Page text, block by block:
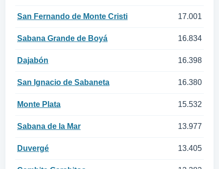
San Fernando de Monte Cristi 17.001
Sabana Grande de Boyá 16.834
Dajabón 16.398
San Ignacio de Sabaneta 16.380
Monte Plata 15.532
Sabana de la Mar 13.977
Duvergé 13.405